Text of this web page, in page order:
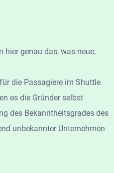
hier genau das, was neue,
die Passagiere im Shuttle
es die Gründer selbst
des Bekanntheitsgrades des
unbekannter Unternehmen